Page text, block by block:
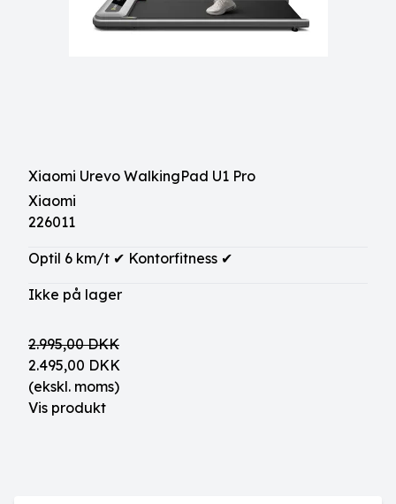
Xiaomi Urevo WalkingPad U1 Pro
Xiaomi
226011
Optil 6 km/t ✔ Kontorfitness ✔
Ikke på lager
2.995,00 DKK
2.495,00 DKK
(ekskl. moms)
Vis produkt